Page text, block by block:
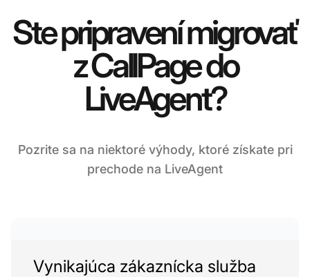
Ste pripravení migrovať
z CallPage do
LiveAgent?
Pozrite sa na niektoré výhody, ktoré získate pri
prechode na LiveAgent
Vynikajúca zákaznícka služba